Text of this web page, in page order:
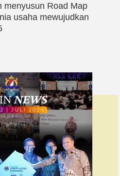
menyusun Road Map
usaha mewujudkan